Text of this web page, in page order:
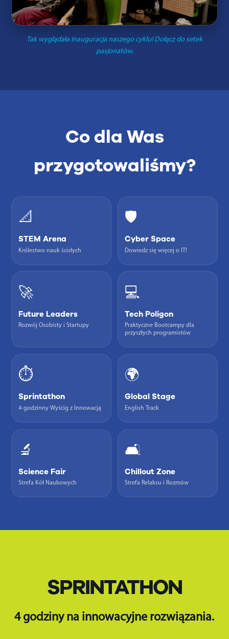
Tak wyglądała inauguracja naszego cyklu! Dołącz do setek
pasjonatów.
Co dla Was
przygotowaliśmy?
📐
STEM Arena
Królestwo nauk ścisłych
🛡️
Cyber Space
Dowiedz się więcej o IT!
🚀
Future Leaders
Rozwój Osobisty i Startupy
💻
Tech Poligon
Praktyczne Bootcampy dla
przyszłych programistów
⏱️
Sprintathon
4-godzinny Wyścig z Innowacją
🌍
Global Stage
English Track
🔬
Science Fair
Strefa Kół Naukowych
🛋️
Chillout Zone
Strefa Relaksu i Rozmów
SPRINTATHON
4 godziny na innowacyjne rozwiązania.